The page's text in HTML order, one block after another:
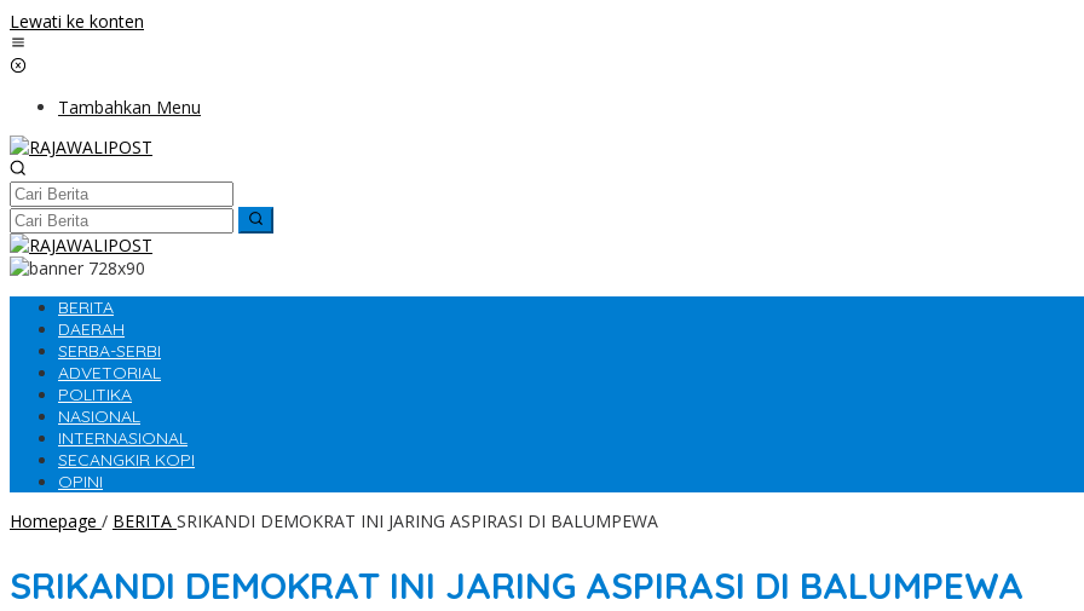
Lewati ke konten
Tambahkan Menu
BERITA
DAERAH
SERBA-SERBI
ADVETORIAL
POLITIKA
NASIONAL
INTERNASIONAL
SECANGKIR KOPI
OPINI
Homepage / BERITA SRIKANDI DEMOKRAT INI JARING ASPIRASI DI BALUMPEWA
SRIKANDI DEMOKRAT INI JARING ASPIRASI DI BALUMPEWA